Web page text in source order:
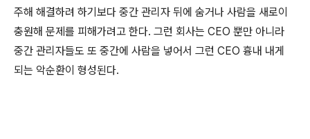
주해 해결하려 하기보다 중간 관리자 뒤에 숨거나 사람을 새로이
충원해 문제를 피해가려고 한다. 그런 회사는 CEO 뿐만 아니라
중간 관리자들도 또 중간에 사람을 넣어서 그런 CEO 흉내 내게
되는 악순환이 형성된다.